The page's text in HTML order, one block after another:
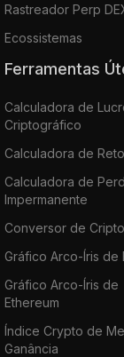
Rastreador Perp
Ecossistemas
Ferramentas
Calculadora de
Criptográfico
Calculadora de
Calculadora de
Impermanente
Conversor de Cripto
Gráfico Arco-Íris de
Gráfico Arco-Íris de
Ethereum
Índice Crypto de
Ganância